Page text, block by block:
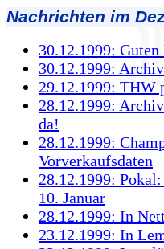
Nachrichten im
30.12.1999: Guten
30.12.1999:
29.12.1999: THW
28.12.1999:
da!
28.12.1999:
Vorverkaufsdaten
28.12.1999:
10. Januar
28.12.1999: In
23.12.1999: In